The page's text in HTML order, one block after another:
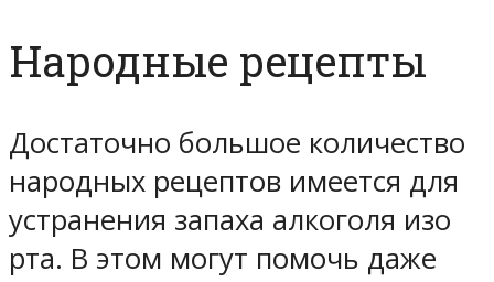
Народные рецепты
Достаточно большое количество
народных рецептов имеется для
устранения запаха алкоголя изо
рта. В этом могут помочь даже